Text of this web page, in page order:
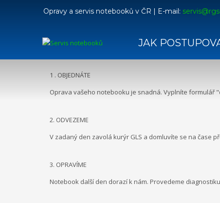
Opravy a servis notebooků v ČR | E-mail:
JAK
OPRAVENÝ NOTEBOOK RYCHLE A BEZ STAROSTÍ
1 . OBJEDNÁTE
Oprava vašeho notebooku je snadná. Vyplníte formulář
2. ODVEZEME
V zadaný den zavolá kurýr GLS a domluvíte se na čase
3. OPRAVÍME
Notebook další den dorazí k nám. Provedeme